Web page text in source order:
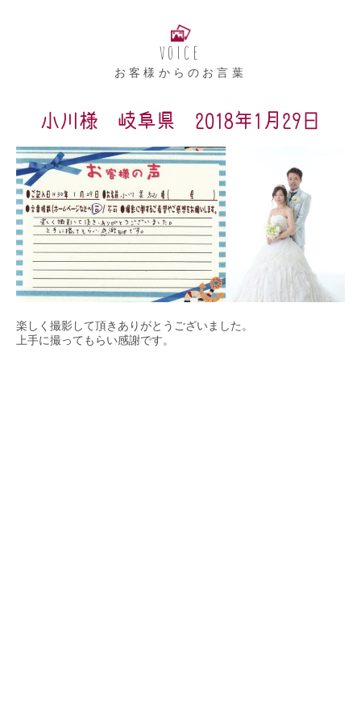
VOICE
お客様からのお言葉
小川様 岐阜県 2018年1月29日
楽しく撮影して頂きありがとうございました。
上手に撮ってもらい感謝です。